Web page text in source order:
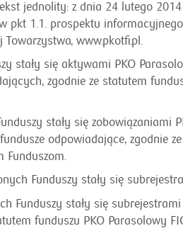
jednolity: z dnia 24 lutego 2014
pkt 1.1. prospektu
www.pkotfi.pl.
stały się aktywami PKO
zgodnie ze statutem
stały się zobowiązaniami
odpowiadające, zgodnie
Funduszom.
Funduszy stały się
Funduszy stały się
funduszu PKO Parasolowy